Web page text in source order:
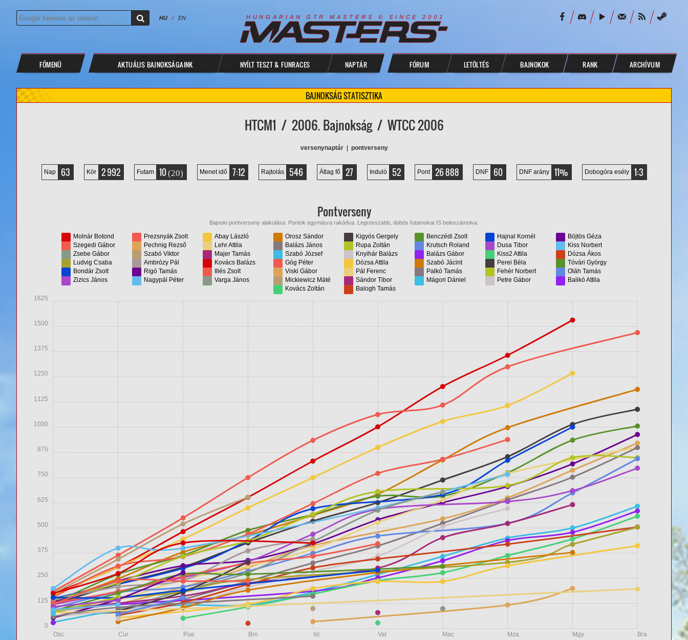
HU / EN H U N G A R I A N G T R M A S T E R S © S I N C E 2 0 0 1
FŐMENÜ AKTUÁLIS BAJNOKSÁGAINK NYÍLT TESZT & FUNRACES NAPTÁR FÓRUM LETÖLTÉS BAJNOKOK RANK ARCHÍVUM
BAJNOKSÁG STATISZTIKA
HTCM1 / 2006. Bajnokság / WTCC 2006
versenynaptár| pontverseny
Nap 63 Kör 2 992 Futam 10(20) Menet idő 7:12 Rajtolás 546 Átlag fő 27 Induló 52 Pont 26 888 DNF 60 DNF arány 11% Dobogóra esély 1:3
Pontverseny
Bajnoki pontverseny alakulása. Pontok egymásra rakódva. Legrosszabb, dobós futamokat IS beleszámolva.
Molnár Botond Prezsnyák Zsolt Abay László Orosz Sándor Kigyós Gergely Benczédi Zsolt Hajnal Kornél
Böjtös Géza
Szegedi Gábor
Pechnig Rezső Lehr Attila Balázs János Rupa Zoltán Krutsch Roland Dusa Tibor
Kiss Norbert
Zsebe Gábor
Szabó Viktor Majer Tamás Szabó József Knyihár Balázs Balázs Gábor Kiss2 Attila
Dózsa Ákos
Ludvig Csaba
Ambrózy Pál Kovács Balázs Góg Péter Dózsa Attila Szabó Jácint Perei Béla
Tóvári György
Bondár Zsolt
Rigó Tamás Illés Zsolt Viski Gábor Pál Ferenc Palkó Tamás Fehér Norbert
Oláh Tamás
Zizics János
Nagypál Péter Varga János Mickiewicz Máté Sándor Tibor Mágori Dániel Petre Gábor
Balikó Attila
Kovács Zoltán
Balogh Tamás
Osc Cur Pue Brn Ist Val Mac Mza Mgy Bra
0
125
250
375
500
625
750
875
1000
1125
1250
1375
1500
1625